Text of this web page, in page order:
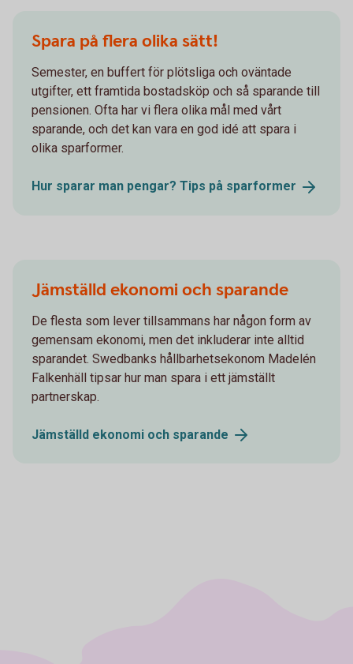
Spara på flera olika sätt!
Semester, en buffert för plötsliga och oväntade
utgifter, ett framtida bostadsköp och så sparande till
pensionen. Ofta har vi flera olika mål med vårt
sparande, och det kan vara en god idé att spara i
olika sparformer.
Hur sparar man pengar? Tips på sparformer
Jämställd ekonomi och sparande
De flesta som lever tillsammans har någon form av
gemensam ekonomi, men det inkluderar inte alltid
sparandet. Swedbanks hållbarhetsekonom Madelén
Falkenhäll tipsar hur man spara i ett jämställt
partnerskap.
Jämställd ekonomi och sparande